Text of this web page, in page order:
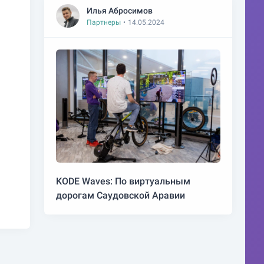
Илья Абросимов
Партнеры • 14.05.2024
KODE Waves: По виртуальным
дорогам Саудовской Аравии